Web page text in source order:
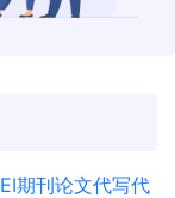
EI期刊论文代写代